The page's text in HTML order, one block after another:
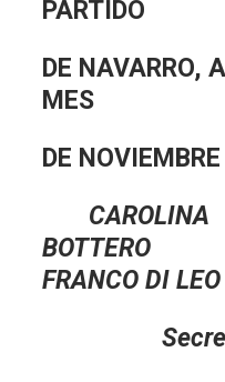
PARTIDO
DE NAVARRO,
MES
DE
CAROLINA
FRANCO DI LEO